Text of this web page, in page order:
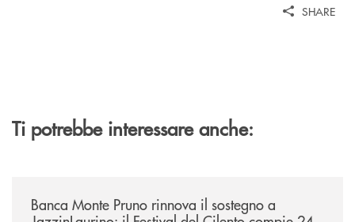
SHARE
Ti potrebbe interessare anche:
Banca Monte Pruno rinnova il sostegno a